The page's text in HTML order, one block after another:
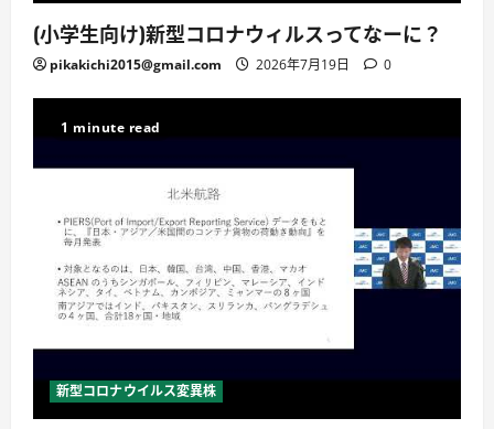
(小学生向け)新型コロナウィルスってなーに？
pikakichi2015@gmail.com 2026年7月19日 0
1 minute read
新型コロナウイルス変異株